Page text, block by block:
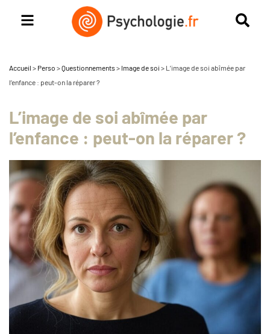
Accueil > Perso >Questionnements > Image de soi > L’image de soi abîmée par
l’enfance : peut-on la réparer ?
L’image de soi abîmée par
l’enfance : peut-on la réparer ?